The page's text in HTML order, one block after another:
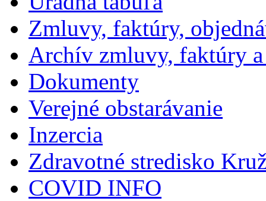
Zmluvy, faktúry,
Archív zmluvy, faktúry
Dokumenty
Verejné obstarávanie
Inzercia
Zdravotné stredisko
COVID INFO